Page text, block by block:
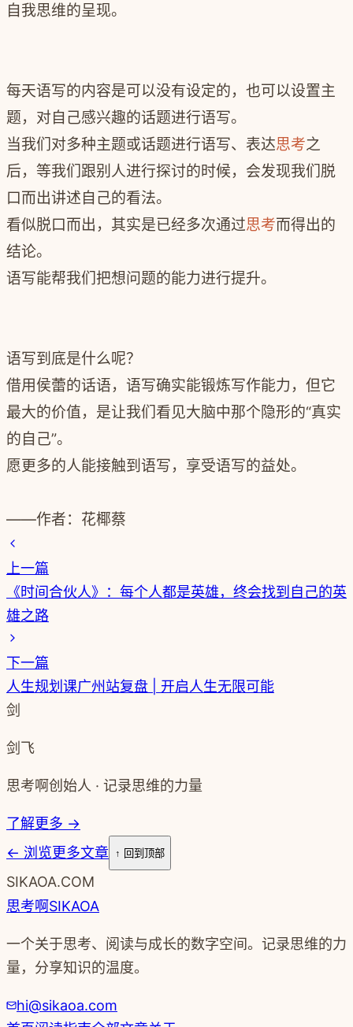
自我思维的呈现。
每天语写的内容是可以没有设定的，也可以设置主
题，对自己感兴趣的话题进行语写。
当我们对多种主题或话题进行语写、表达思考之
后，等我们跟别人进行探讨的时候，会发现我们脱
口而出讲述自己的看法。
看似脱口而出，其实是已经多次通过思考而得出的
结论。
语写能帮我们把想问题的能力进行提升。
语写到底是什么呢？
借用侯蕾的话语，语写确实能锻炼写作能力，但它
最大的价值，是让我们看见大脑中那个隐形的“真实
的自己”。
愿更多的人能接触到语写，享受语写的益处。
——作者：花椰蔡
上一篇
《时间合伙人》：每个人都是英雄，终会找到自己的英
雄之路
下一篇
人生规划课广州站复盘 | 开启人生无限可能
剑
剑飞
思考啊创始人 · 记录思维的力量
了解更多 →
← 浏览更多文章 ↑ 回到顶部
SIKAOA.COM
思考啊SIKAOA
一个关于思考、阅读与成长的数字空间。记录思维的力
量，分享知识的温度。
hi@sikaoa.com